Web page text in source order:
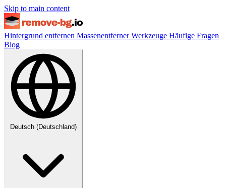
Skip to main content
Hintergrund entfernen MassenentfernerWerkzeuge Häufige Fragen
Blog
Deutsch (Deutschland)